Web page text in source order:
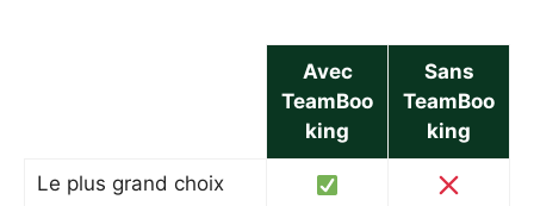
Avec
TeamBoo
king
Sans
TeamBoo
king
Le plus grand choix